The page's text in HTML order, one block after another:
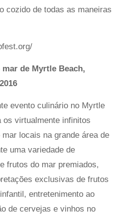
cozido de todas as maneiras
de Myrtle Beach,
evento culinário no Myrtle
os virtualmente infinitos
locais na grande área de
uma variedade de
frutos do mar premiados,
exclusivas de frutos
entretenimento ao
de cervejas e vinhos no